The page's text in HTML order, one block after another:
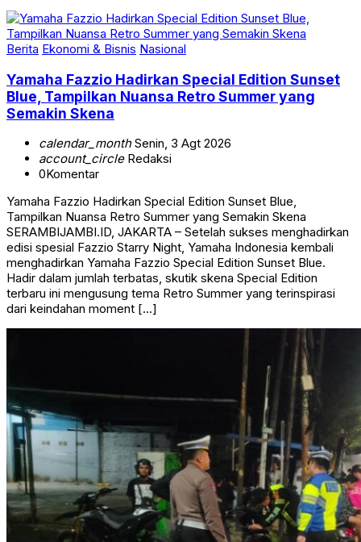
Berita Ekonomi & Bisnis Nasional
Yamaha Fazzio Hadirkan Special Edition Sunset
Blue, Tampilkan Nuansa Retro Summer yang
Semakin Skena
calendar_monthSenin, 3 Agt 2026
account_circleRedaksi
0Komentar
Yamaha Fazzio Hadirkan Special Edition Sunset Blue,
Tampilkan Nuansa Retro Summer yang Semakin Skena
SERAMBIJAMBI.ID, JAKARTA – Setelah sukses menghadirkan
edisi spesial Fazzio Starry Night, Yamaha Indonesia kembali
menghadirkan Yamaha Fazzio Special Edition Sunset Blue.
Hadir dalam jumlah terbatas, skutik skena Special Edition
terbaru ini mengusung tema Retro Summer yang terinspirasi
dari keindahan moment […]